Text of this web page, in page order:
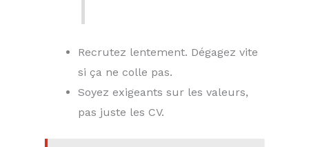
Recrutez lentement. Dégagez vite
si ça ne colle pas.
Soyez exigeants sur les valeurs,
pas juste les CV.